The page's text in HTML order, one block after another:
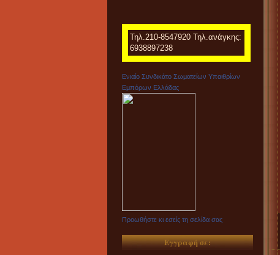
Τηλ.210-8547920 Τηλ.ανάγκης:
6938897238
Ενιαίο Συνδικάτο Σωματείων Υπαιθρίων
Εμπόρων Ελλάδας
Προωθήστε κι εσείς τη σελίδα σας
Εγγραφή σε: